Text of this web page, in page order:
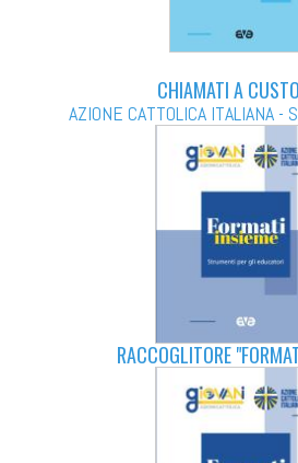
CHIAMATI A
AZIONE CATTOLICA ITALIANA -
RACCOGLITORE